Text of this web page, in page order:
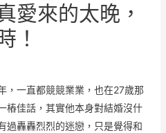
愛來的太晚，
！
，一直都競競業業，也在27歲那
樁佳話，其實他本身對結婚沒什
過轟轟烈烈的迷戀，只是覺得和